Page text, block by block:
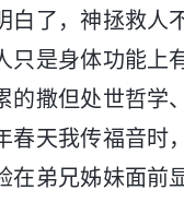
白了，神拯救人
只是身体功能上
的撒但处世哲学
春天我传福音时
弟兄姊妹面前